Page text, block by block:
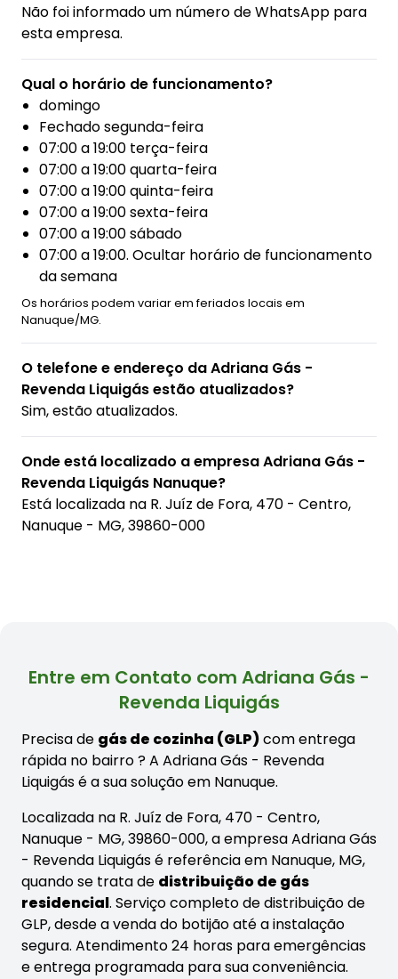
Não foi informado um número de WhatsApp para
esta empresa.
Qual o horário de funcionamento?
domingo
Fechado segunda-feira
07:00 a 19:00 terça-feira
07:00 a 19:00 quarta-feira
07:00 a 19:00 quinta-feira
07:00 a 19:00 sexta-feira
07:00 a 19:00 sábado
07:00 a 19:00. Ocultar horário de funcionamento
da semana
Os horários podem variar em feriados locais em
Nanuque/MG.
O telefone e endereço da Adriana Gás -
Revenda Liquigás estão atualizados?
Sim, estão atualizados.
Onde está localizado a empresa Adriana Gás -
Revenda Liquigás Nanuque?
Está localizada na R. Juíz de Fora, 470 - Centro,
Nanuque - MG, 39860-000
Entre em Contato com Adriana Gás -
Revenda Liquigás
Precisa de gás de cozinha (GLP)com entrega
rápida no bairro? A Adriana Gás - Revenda
Liquigás é a sua solução em Nanuque.
Localizada na R. Juíz de Fora, 470 - Centro,
Nanuque - MG, 39860-000, a empresa Adriana Gás
- Revenda Liquigás é referência em Nanuque, MG,
quando se trata de distribuição de gás
residencial. Serviço completo de distribuição de
GLP, desde a venda do botijão até a instalação
segura. Atendimento 24 horas para emergências
e entrega programada para sua conveniência.